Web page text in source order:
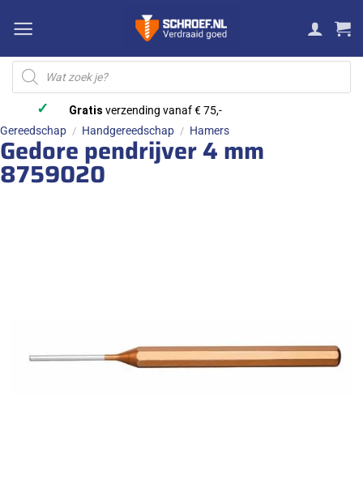
naar
inhoud
Producten
zoeken
✓ Gratis verzending vanaf € 75,-
Gereedschap / Handgereedschap / Hamers
Gedore pendrijver 4 mm
8759020